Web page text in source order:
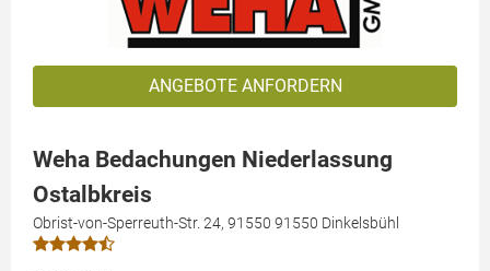
ANGEBOTE ANFORDERN
Weha Bedachungen Niederlassung
Ostalbkreis
Obrist-von-Sperreuth-Str. 24, 91550 91550 Dinkelsbühl